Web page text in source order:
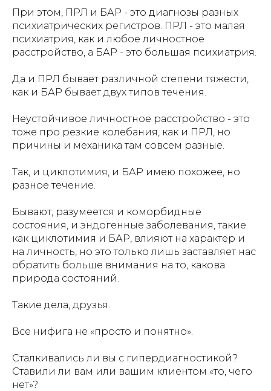
При этом, ПРЛ и БАР - это диагнозы разных
психиатрических регистров. ПРЛ - это малая
психиатрия, как и любое личностное
расстройство, а БАР - это большая психиатрия.
Да и ПРЛ бывает различной степени тяжести,
как и БАР бывает двух типов течения.
Неустойчивое личностное расстройство - это
тоже про резкие колебания, как и ПРЛ, но
причины и механика там совсем разные.
Так, и циклотимия, и БАР имею похожее, но
разное течение.
Бывают, разумеется и коморбидные
состояния, и эндогенные заболевания, такие
как циклотимия и БАР, влияют на характер и
на личность, но это только лишь заставляет нас
обратить больше внимания на то, какова
природа состояний.
Такие дела, друзья.
Все нифига не «просто и понятно».
Сталкивались ли вы с гипердиагностикой?
Ставили ли вам или вашим клиентом «то, чего
нет»?